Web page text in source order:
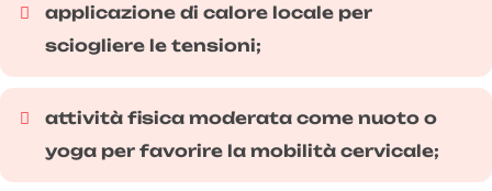
applicazione di calore locale per
sciogliere le tensioni;
attività fisica moderata come nuoto o
yoga per favorire la mobilità cervicale;